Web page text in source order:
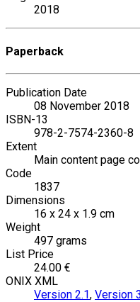
2018
Paperback
Publication Date
08 November 2018
ISBN-13
978-2-7574-2360-8
Extent
Main content page
Code
1837
Dimensions
16 x 24 x 1.9 cm
Weight
497 grams
List Price
24.00 €
ONIX XML
Version 2.1, Version 3